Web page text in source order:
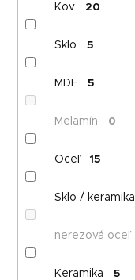
Kov 20
Sklo 5
MDF 5
Melamín 0
Oceľ 15
Sklo / keramika
nerezová oceľ
Keramika 5